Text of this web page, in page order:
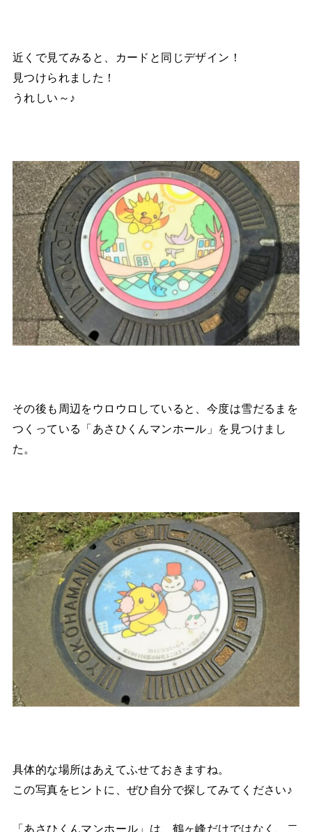
近くで見てみると、カードと同じデザイン！
見つけられました！
うれしい～♪
その後も周辺をウロウロしていると、今度は雪だるまを
つくっている「あさひくんマンホール」を見つけまし
た。
具体的な場所はあえてふせておきますね。
この写真をヒントに、ぜひ自分で探してみてください♪
「あさひくんマンホール」は、鶴ヶ峰だけではなく、二